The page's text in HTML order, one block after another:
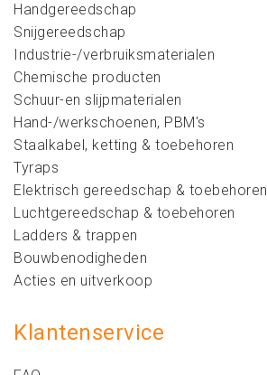
Handgereedschap
Snijgereedschap
Industrie-/verbruiksmaterialen
Chemische producten
Schuur-en slijpmaterialen
Hand-/werkschoenen, PBM's
Staalkabel, ketting & toebehoren
Tyraps
Elektrisch gereedschap & toebehoren
Luchtgereedschap & toebehoren
Ladders & trappen
Bouwbenodigheden
Acties en uitverkoop
Klantenservice